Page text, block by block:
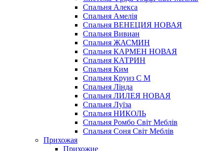
Спальня Алекса
Спальня Амелія
Спальня ВЕНЕЦИЯ НОВАЯ
Спальня Вивиан
Спальня ЖАСМИН
Спальня КАРМЕН НОВАЯ
Спальня КАТРИН
Спальня Ким
Спальня Круиз С М
Спальня Лінда
Спальня ЛИЛЕЯ НОВАЯ
Спальня Луїза
Спальня НИКОЛЬ
Спальня Ромбо Світ Меблів
Спальня Соня Світ Меблів
Прихожая
Прихожие